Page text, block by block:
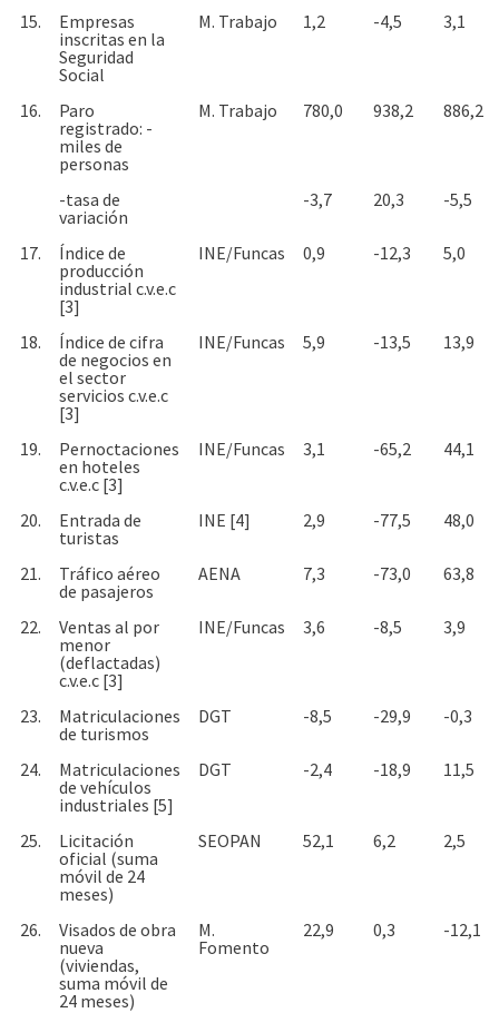
15.
Empresas
inscritas en la
Seguridad
Social
M. Trabajo 1,2 -4,5 3,1
16.
Paro
registrado: -
miles de
personas
M. Trabajo 780,0 938,2 886,2
-tasa de
variación
-3,7 20,3 -5,5
17.
Índice de
producción
industrial c.v.e.c
[3]
INE/Funcas 0,9 -12,3 5,0
18.
Índice de cifra
de negocios en
el sector
servicios c.v.e.c
[3]
INE/Funcas 5,9 -13,5 13,9
19.
Pernoctaciones
en hoteles
c.v.e.c [3]
INE/Funcas 3,1 -65,2 44,1
20.
Entrada de
turistas
INE [4] 2,9 -77,5 48,0
21.
Tráfico aéreo
de pasajeros
AENA 7,3 -73,0 63,8
22.
Ventas al por
menor
(deflactadas)
c.v.e.c [3]
INE/Funcas 3,6 -8,5 3,9
23.
Matriculaciones
de turismos
DGT -8,5 -29,9 -0,3
24.
Matriculaciones
de vehículos
industriales [5]
DGT -2,4 -18,9 11,5
25.
Licitación
oficial (suma
móvil de 24
meses)
SEOPAN 52,1 6,2 2,5
26.
Visados de obra
nueva
(viviendas,
suma móvil de
24 meses)
M.
Fomento
22,9 0,3 -12,1